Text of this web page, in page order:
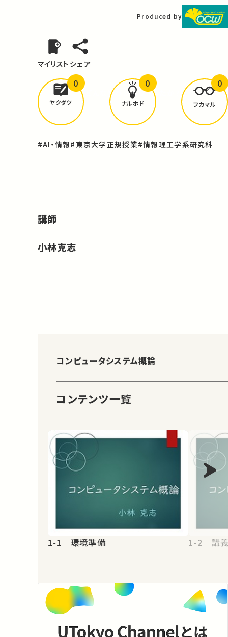
Produced by
マイリスト シェア
どんな学びがありましたか？
ヤクダツ
0
ナルホド
0
フカマル
0
#AI・情報#東京大学正規授業#情報理工学系研究科
講師
小林克志
コンピュータシステム概論
コンテンツ一覧
1-1 環境準備 1-2 講義